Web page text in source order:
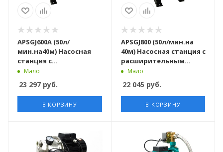
APSGJ600А (50л/
мин.на40м) Насосная
станция c
расширительным
баком с защитой от
сухого хода
Мало
23 297 руб.
В КОРЗИНУ
APSGJ800 (50л/мин.на
40м) Насосная станция c
расширительным
баком
Мало
22 045 руб.
В КОРЗИНУ